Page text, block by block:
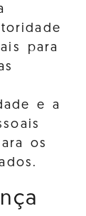
para
e a
os